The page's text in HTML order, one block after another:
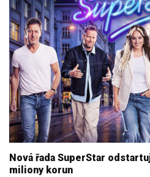
Nová řada SuperStar
miliony korun